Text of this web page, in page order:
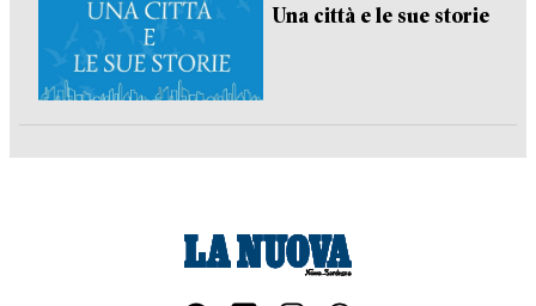
Una città e le sue storie